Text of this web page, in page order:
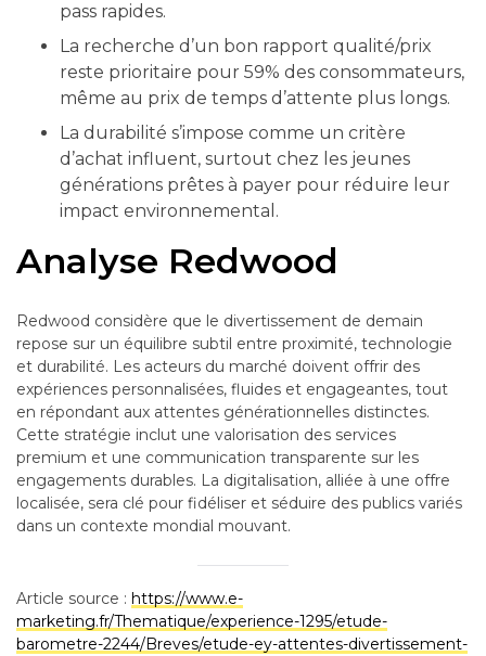
pass rapides.
La recherche d’un bon rapport qualité/prix
reste prioritaire pour 59% des consommateurs,
même au prix de temps d’attente plus longs.
La durabilité s’impose comme un critère
d’achat influent, surtout chez les jeunes
générations prêtes à payer pour réduire leur
impact environnemental.
Analyse Redwood
Redwood considère que le divertissement de demain
repose sur un équilibre subtil entre proximité, technologie
et durabilité. Les acteurs du marché doivent offrir des
expériences personnalisées, fluides et engageantes, tout
en répondant aux attentes générationnelles distinctes.
Cette stratégie inclut une valorisation des services
premium et une communication transparente sur les
engagements durables. La digitalisation, alliée à une offre
localisée, sera clé pour fidéliser et séduire des publics variés
dans un contexte mondial mouvant.
Article source : https://www.e-
marketing.fr/Thematique/experience-1295/etude-
barometre-2244/Breves/etude-ey-attentes-divertissement-